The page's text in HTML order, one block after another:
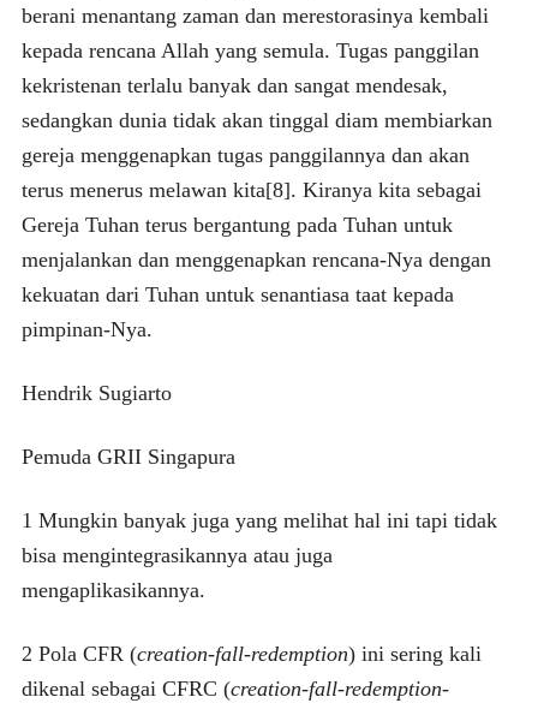
berani menantang zaman dan merestorasinya kembali
kepada rencana Allah yang semula. Tugas panggilan
kekristenan terlalu banyak dan sangat mendesak,
sedangkan dunia tidak akan tinggal diam membiarkan
gereja menggenapkan tugas panggilannya dan akan
terus menerus melawan kita[8]. Kiranya kita sebagai
Gereja Tuhan terus bergantung pada Tuhan untuk
menjalankan dan menggenapkan rencana-Nya dengan
kekuatan dari Tuhan untuk senantiasa taat kepada
pimpinan-Nya.
Hendrik Sugiarto
Pemuda GRII Singapura
1 Mungkin banyak juga yang melihat hal ini tapi tidak
bisa mengintegrasikannya atau juga
mengaplikasikannya.
2 Pola CFR (creation-fall-redemption) ini sering kali
dikenal sebagai CFRC (creation-fall-redemption-